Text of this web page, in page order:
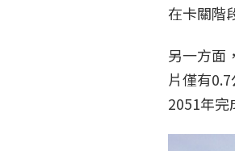
在卡關階
另一方面
片僅有
2051年完